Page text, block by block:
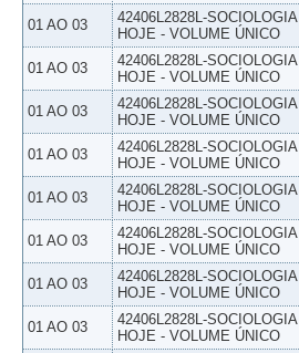
01 AO 03
42406L2828L-SOCIOLOGIA
HOJE - VOLUME ÚNICO
01 AO 03
42406L2828L-SOCIOLOGIA
HOJE - VOLUME ÚNICO
01 AO 03
42406L2828L-SOCIOLOGIA
HOJE - VOLUME ÚNICO
01 AO 03
42406L2828L-SOCIOLOGIA
HOJE - VOLUME ÚNICO
01 AO 03
42406L2828L-SOCIOLOGIA
HOJE - VOLUME ÚNICO
01 AO 03
42406L2828L-SOCIOLOGIA
HOJE - VOLUME ÚNICO
01 AO 03
42406L2828L-SOCIOLOGIA
HOJE - VOLUME ÚNICO
01 AO 03
42406L2828L-SOCIOLOGIA
HOJE - VOLUME ÚNICO